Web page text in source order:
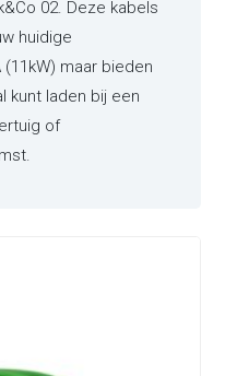
02. Deze kabels
huidige
maar bieden
kunt laden bij een
of